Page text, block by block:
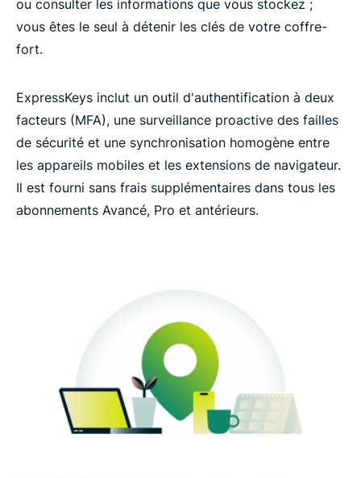
ou consulter les informations que vous stockez ;
vous êtes le seul à détenir les clés de votre coffre-
fort.
ExpressKeys inclut un outil d'authentification à deux
facteurs (MFA), une surveillance proactive des failles
de sécurité et une synchronisation homogène entre
les appareils mobiles et les extensions de navigateur.
Il est fourni sans frais supplémentaires dans tous les
abonnements Avancé, Pro et antérieurs.